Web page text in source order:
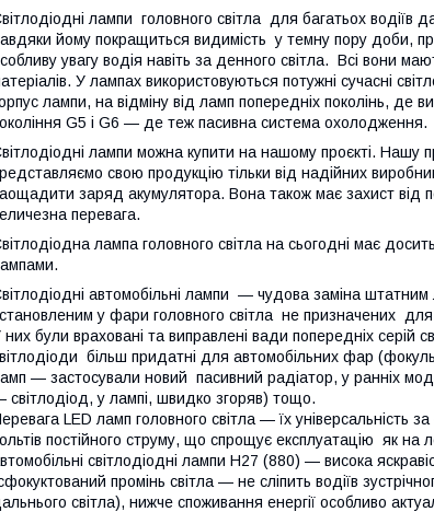
лампи головного світла для багатьох водіїв
йому покращиться видимість у темну пору доби,
увагу водія навіть за денного світла. Всі вони
У лампах використовуються потужні сучасні
лампи, на відміну від ламп попередніх поколінь,
G5 і G6 — де теж пасивна система охолодження.
лампи можна купити на нашому проєкті. Нашу
свою продукцію тільки від надійних
заряд акумулятора. Вона також має захист від
перевага.
лампа головного світла на сьогодні має
автомобільні лампи ― чудова заміна
у фари головного світла не призначених для
них були враховані та виправлені вади попередніх серій
більш придатні для автомобільних фар
— застосували новий пасивний радіатор, у ранніх
світлодіод, у лампі, швидко згоряв) тощо.
LED ламп головного світла — їх універсальність
постійного струму, що спрощує експлуатацію як на
світлодіодні лампи Н27 (880) — висока
промінь світла — не сліпить водіїв
світла), нижче споживання енергії особливо